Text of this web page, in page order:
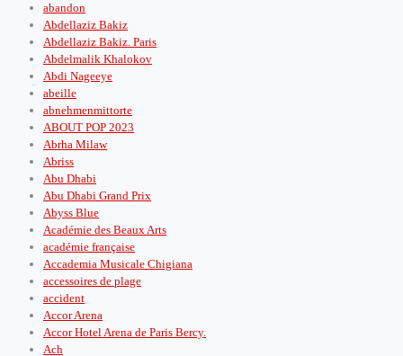
abandon
Abdellaziz Bakiz
Abdellaziz Bakiz. Paris
Abdelmalik Khalokov
Abdi Nageeye
abeille
abnehmenmittorte
ABOUT POP 2023
Abrha Milaw
Abriss
Abu Dhabi
Abu Dhabi Grand Prix
Abyss Blue
Académie des Beaux Arts
académie française
Accademia Musicale Chigiana
accessoires de plage
accident
Accor Arena
Accor Hotel Arena de Paris Bercy.
Ach